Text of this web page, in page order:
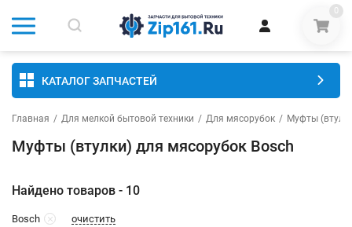
0
КАТАЛОГ ЗАПЧАСТЕЙ
Главная / Для мелкой бытовой техники / Для мясорубок / Муфты
Муфты (втулки) для мясорубок Bosch
Найдено товаров - 10
Bosch очистить